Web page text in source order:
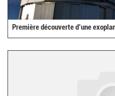
Première découverte d’une